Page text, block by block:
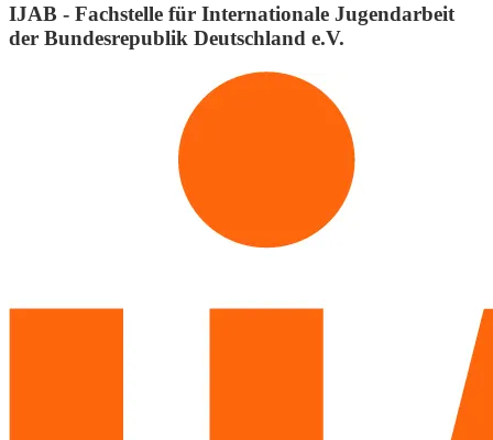
IJAB - Fachstelle für Internationale Jugendarbeit
der Bundesrepublik Deutschland e.V.